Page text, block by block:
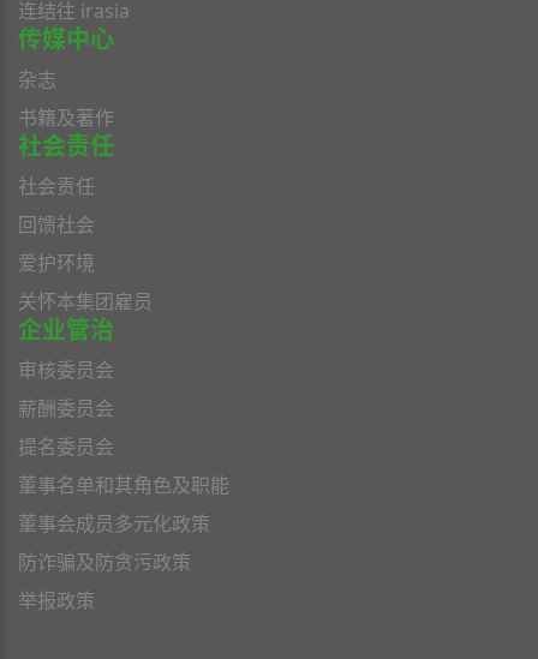
连结往 irasia
传媒中心
杂志
书籍及著作
社会责任
社会责任
回馈社会
爱护环境
关怀本集团雇员
企业管治
审核委员会
薪酬委员会
提名委员会
董事名单和其角色及职能
董事会成员多元化政策
防诈骗及防贪污政策
举报政策